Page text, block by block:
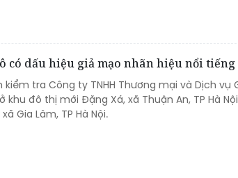
có dấu hiệu giả mạo nhãn hiệu nổi tiếng
kiểm tra Công ty TNHH Thương mại và Dịch vụ
đô thị mới Đặng Xá, xã Thuận An, TP Hà
Gia Lâm, TP Hà Nội.